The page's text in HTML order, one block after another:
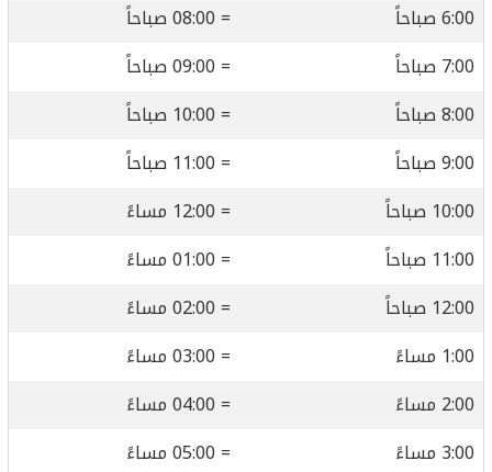
6:00 صباحاً
= 08:00 صباحاً
7:00 صباحاً
= 09:00 صباحاً
8:00 صباحاً
= 10:00 صباحاً
9:00 صباحاً
= 11:00 صباحاً
10:00 صباحاً
= 12:00 مساءً
11:00 صباحاً
= 01:00 مساءً
12:00 صباحاً
= 02:00 مساءً
1:00 مساءً
= 03:00 مساءً
2:00 مساءً
= 04:00 مساءً
3:00 مساءً
= 05:00 مساءً